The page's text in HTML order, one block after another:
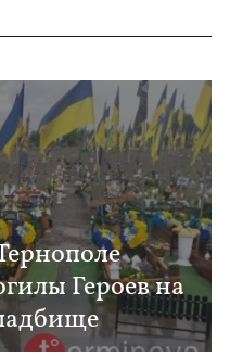
Героев на